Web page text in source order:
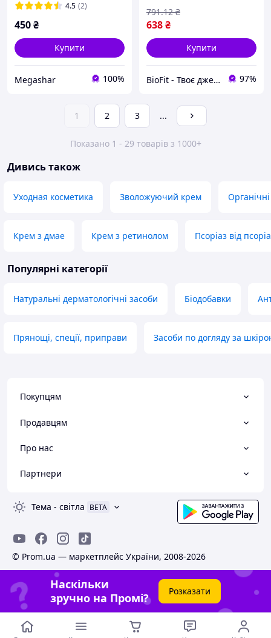
4.5 (2)
450₴
Купити
Megashar 100%
638₴
791.12 ₴
Купити
BioFit - Твоє джерело сил та довголіття 97%
1 2 3 ...
Показано 1 - 29 товарів з 1000+
Дивись також
Уходная косметика Зволожуючий крем
Крем з дмае Крем з ретинолом Псоріаз від
Популярні категорії
Натуральні дерматологічні засоби Біодобавки
Прянощі, спеції, приправи Засоби по догляду за
Покупцям
Продавцям
Про нас
Партнери
Тема - світла BETA
© Prom.ua — маркетплейс України, 2008-2026
Наскільки
зручно на Промі?
Розказати